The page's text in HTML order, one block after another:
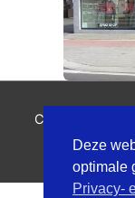
Copyright ©
Deze
optimale
Privacy-